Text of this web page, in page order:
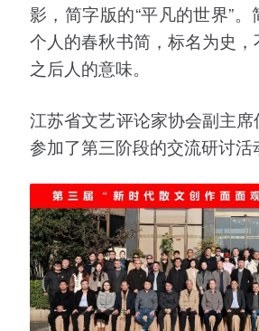
影，简字版的“平凡的世界”
个人的春秋书简，标名为史
之后人的意味。
江苏省文艺评论家协会副主
参加了第三阶段的交流研讨活